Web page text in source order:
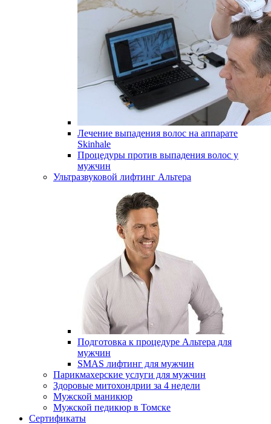
Лечение выпадения волос на аппарате
Skinhale
Процедуры против выпадения волос у
мужчин
Ультразвуковой лифтинг Альтера
Подготовка к процедуре Альтера для
мужчин
SMAS лифтинг для мужчин
Парикмахерские услуги для мужчин
Здоровые митохондрии за 4 недели
Мужской маникюр
Мужской педикюр в Томске
Сертификаты